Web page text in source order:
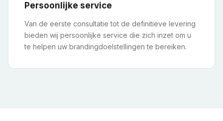
Persoonlijke service
Van de eerste consultatie tot de definitieve levering
bieden wij persoonlijke service die zich inzet om u
te helpen uw brandingdoelstellingen te bereiken.